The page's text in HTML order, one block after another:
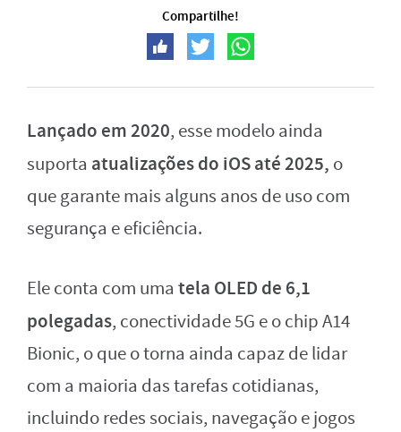
Compartilhe!
Lançado em 2020, esse modelo ainda
suporta atualizações do iOS até 2025, o
que garante mais alguns anos de uso com
segurança e eficiência.
Ele conta com uma tela OLED de 6,1
polegadas, conectividade 5G e o chip A14
Bionic, o que o torna ainda capaz de lidar
com a maioria das tarefas cotidianas,
incluindo redes sociais, navegação e jogos